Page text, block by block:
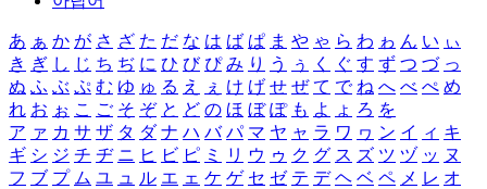
あ ぁ か が さ ざ た だ な は ば ぱ ま や ゃ ら わ ゎ ん い ぃ
き ぎ し じ ち ぢ に ひ び ぴ み り う ぅ く ぐ す ず つ づ っ
ぬ ふ ぶ ぷ む ゆ ゅ る え ぇ け げ せ ぜ て で ね へ べ ぺ め
れ お ぉ こ ご そ ぞ と ど の ほ ぼ ぽ も よ ょ ろ を
ア ァ カ サ ザ タ ダ ナ ハ バ パ マ ヤ ャ ラ ワ ヮ ン イ ィ キ
ギ シ ジ チ ヂ ニ ヒ ビ ピ ミ リ ウ ゥ ク グ ス ズ ツ ヅ ッ ヌ
フ ブ プ ム ユ ュ ル エ ェ ケ ゲ セ ゼ テ デ ヘ ベ ペ メ レ オ